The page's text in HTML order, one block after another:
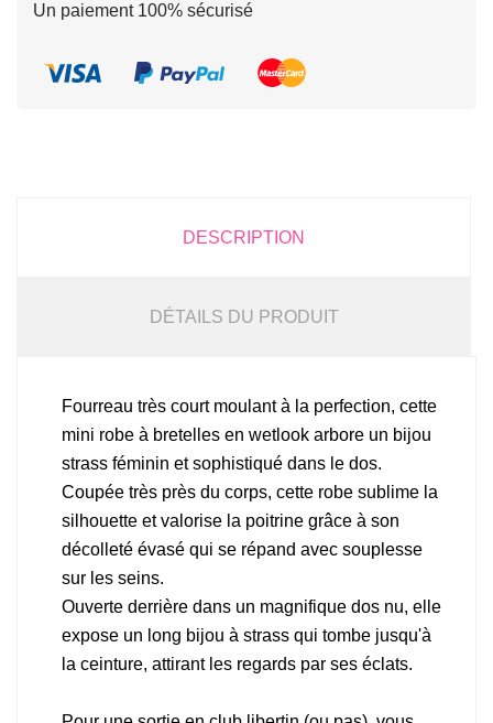
Un paiement 100% sécurisé
DESCRIPTION
DÉTAILS DU PRODUIT
Fourreau très court moulant à la perfection, cette
mini robe à bretelles en wetlook arbore un bijou
strass féminin et sophistiqué dans le dos.
Coupée très près du corps, cette robe sublime la
silhouette et valorise la poitrine grâce à son
décolleté évasé qui se répand avec souplesse
sur les seins.
Ouverte derrière dans un magnifique dos nu, elle
expose un long bijou à strass qui tombe jusqu'à
la ceinture, attirant les regards par ses éclats.